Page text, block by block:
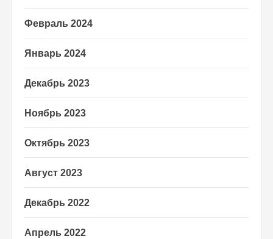
Февраль 2024
Январь 2024
Декабрь 2023
Ноябрь 2023
Октябрь 2023
Август 2023
Декабрь 2022
Апрель 2022